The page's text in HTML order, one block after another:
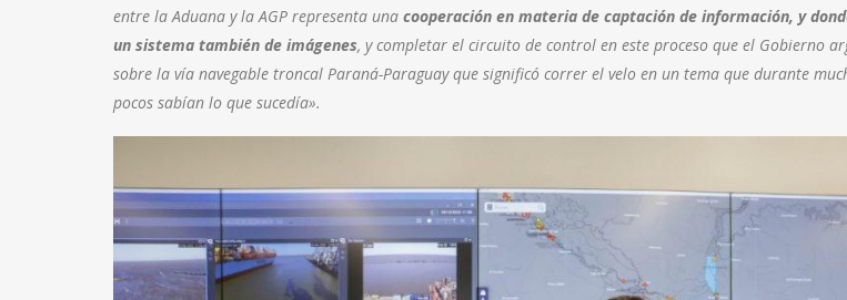
entre la Aduana y la AGP representa una cooperación en materia de captación de información, y
un sistema también de imágenes, y completar el circuito de control en este proceso que el Gobierno
sobre la vía navegable troncal Paraná-Paraguay que significó correr el velo en un tema que durante
pocos sabían lo que sucedía».